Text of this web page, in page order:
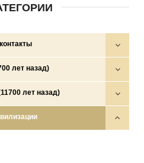
лет назад)
лет назад)
скифов, сарматов и др.)